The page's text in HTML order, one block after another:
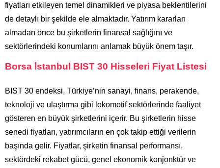
fiyatları etkileyen temel dinamikleri ve piyasa beklentilerini
de detaylı bir şekilde ele almaktadır. Yatırım kararları
almadan önce bu şirketlerin finansal sağlığını ve
sektörlerindeki konumlarını anlamak büyük önem taşır.
Borsa İstanbul BIST 30 Hisseleri Fiyat Listesi
BIST 30 endeksi, Türkiye’nin sanayi, finans, perakende,
teknoloji ve ulaştırma gibi lokomotif sektörlerinde faaliyet
gösteren en büyük şirketlerini içerir. Bu şirketlerin hisse
senedi fiyatları, yatırımcıların en çok takip ettiği verilerin
başında gelir. Fiyatlar, şirketin finansal performansı,
sektördeki rekabet gücü, genel ekonomik konjonktür ve